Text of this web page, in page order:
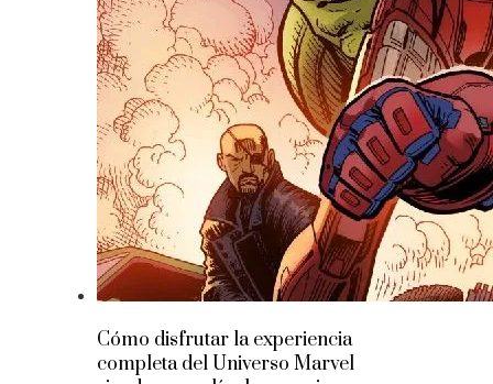
Cómo disfrutar la experiencia
completa del Universo Marvel